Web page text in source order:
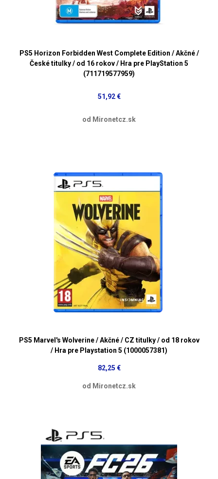
PS5 Horizon Forbidden West Complete Edition / Akčné /
České titulky / od 16 rokov / Hra pre PlayStation 5
(711719577959)
51,92 €
od Mironetcz.sk
PS5 Marvel's Wolverine / Akčné / CZ titulky / od 18 rokov
/ Hra pre Playstation 5 (1000057381)
82,25 €
od Mironetcz.sk